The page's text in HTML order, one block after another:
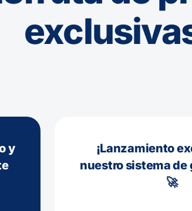
y
¡Lanzamiento
nuestro sistema de
🚀